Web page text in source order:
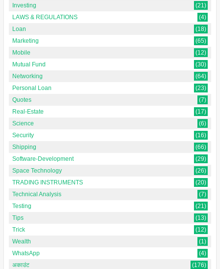
Investing
(21)
LAWS & REGULATIONS
(4)
Loan
(18)
Marketing
(65)
Mobile
(12)
Mutual Fund
(30)
Networking
(64)
Personal Loan
(23)
Quotes
(7)
Real-Estate
(17)
Science
(6)
Security
(16)
Shipping
(66)
Software-Development
(29)
Space Technology
(26)
TRADING INSTRUMENTS
(20)
Technical Analysis
(7)
Testing
(21)
Tips
(13)
Trick
(12)
Wealth
(1)
WhatsApp
(4)
अकाउंट
(176)